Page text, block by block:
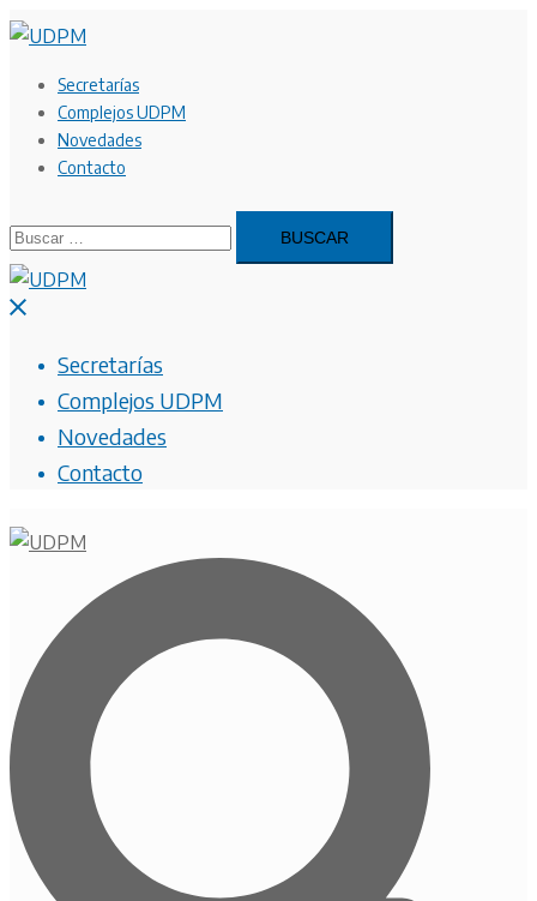
Saltar
contenidoSecretarías
Complejos UDPM
Novedades
Contacto
Buscar:
Cerrar
Secretarías
Complejos UDPM
Novedades
Contacto